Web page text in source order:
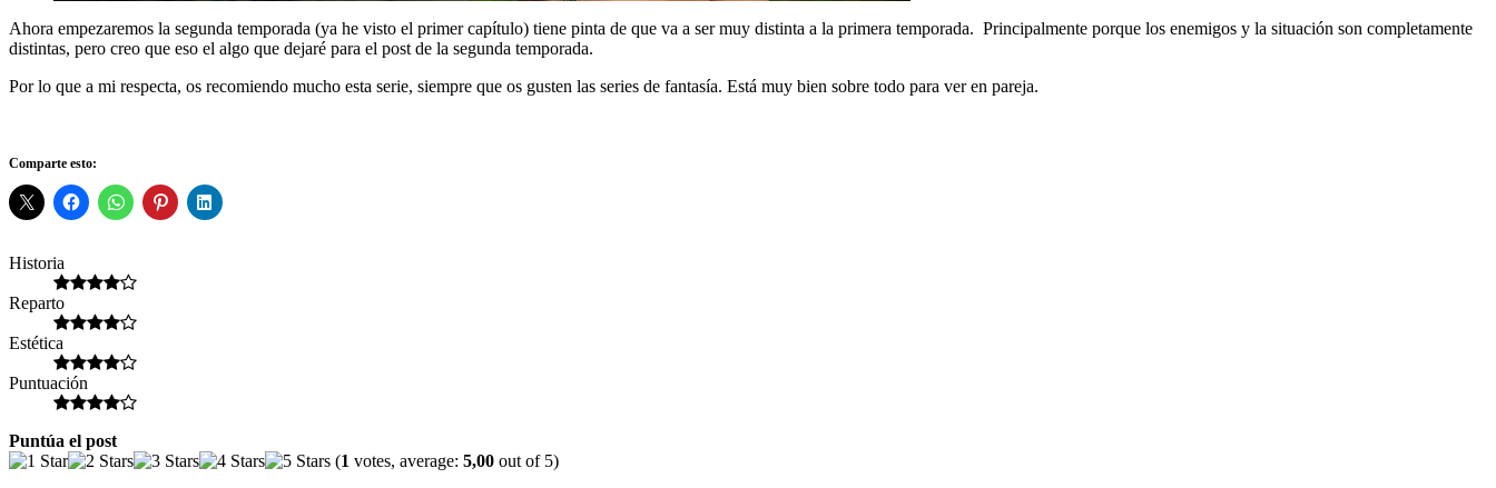
Ahora empezaremos la segunda temporada (ya he visto el primer capítulo) tiene pinta de que va a ser muy distinta a la primera temporada. Principalmente porque los enemigos y la situación son completamente
distintas, pero creo que eso el algo que dejaré para el post de la segunda temporada.
Por lo que a mi respecta, os recomiendo mucho esta serie, siempre que os gusten las series de fantasía. Está muy bien sobre todo para ver en pareja.
Comparte esto:
Historia
Reparto
Estética
Puntuación
Puntúa el post
(1 votes, average: 5,00 out of 5)